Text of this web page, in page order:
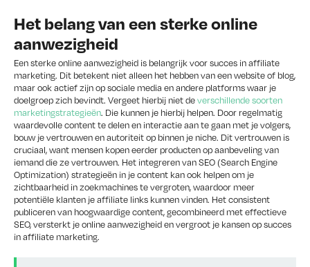
Het belang van een sterke online
aanwezigheid
Een sterke online aanwezigheid is belangrijk voor succes in affiliate
marketing. Dit betekent niet alleen het hebben van een website of blog,
maar ook actief zijn op sociale media en andere platforms waar je
doelgroep zich bevindt. Vergeet hierbij niet deverschillende soorten
marketingstrategieën. Die kunnen je hierbij helpen. Door regelmatig
waardevolle content te delen en interactie aan te gaan met je volgers,
bouw je vertrouwen en autoriteit op binnen je niche. Dit vertrouwen is
cruciaal, want mensen kopen eerder producten op aanbeveling van
iemand die ze vertrouwen. Het integreren van SEO (Search Engine
Optimization) strategieën in je content kan ook helpen om je
zichtbaarheid in zoekmachines te vergroten, waardoor meer
potentiële klanten je affiliate links kunnen vinden. Het consistent
publiceren van hoogwaardige content, gecombineerd met effectieve
SEO, versterkt je online aanwezigheid en vergroot je kansen op succes
in affiliate marketing.